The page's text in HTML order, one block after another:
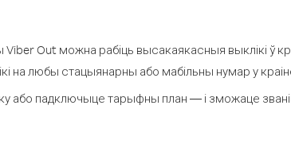
Out можна рабіць высакаякасныя выклікі ў
на любы стацыянарны або мабільны нумар у
або падключыце тарыфны план — і зможаце